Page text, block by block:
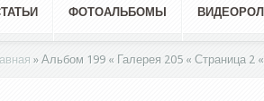
ФОТОАЛЬБОМЫ
» Альбом 199 « Галерея 205 « Страница 2